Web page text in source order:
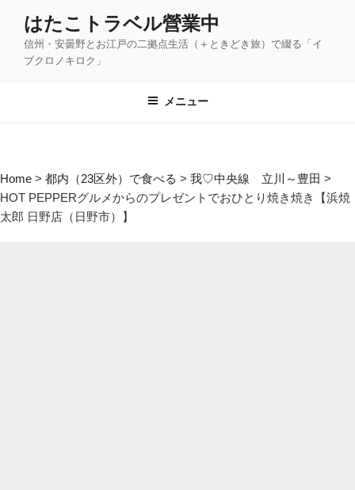
プ
はたこトラベル營業中
信州・安曇野とお江戸の二拠点生活（＋ときどき旅）で綴る「イ
ブクロノキロク」
メニュー
Home > 都内（23区外）で食べる > 我♡中央線 立川～豊田 >
HOT PEPPERグルメからのプレゼントでおひとり焼き焼き【浜焼
太郎 日野店（日野市）】